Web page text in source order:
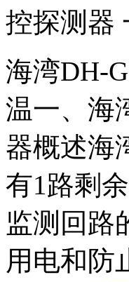
控探测器
海湾DH-
温一、海
器概述海
有1路剩
监测回路
用电和防